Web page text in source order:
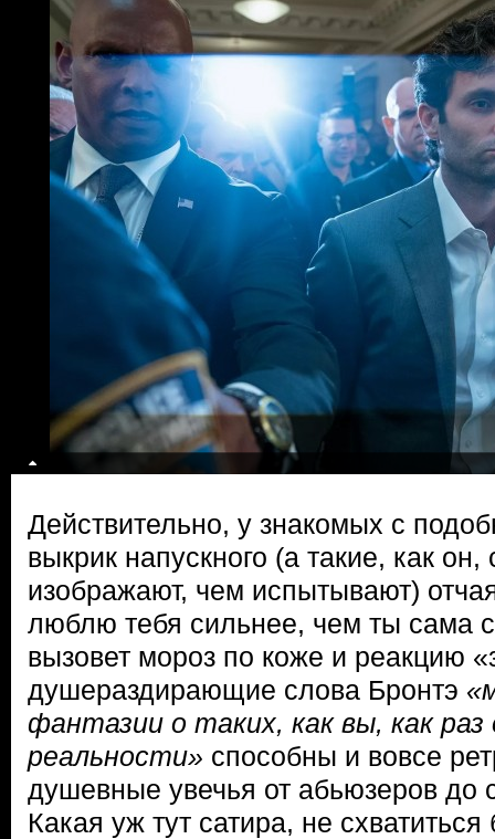
Действительно, у знакомых с
выкрик напускного (а такие, как
изображают, чем испытывают)
люблю тебя сильнее, чем ты сама
вызовет мороз по коже и реакцию
душераздирающие слова Бронтэ
фантазии о таких, как вы, как
реальности» способны и вовсе
душевные увечья от абьюзеров до
Какая уж тут сатира, не